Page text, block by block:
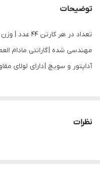
توضیحات
آداپتور و سویچ | دارای لولای مقاوم |
نظرات